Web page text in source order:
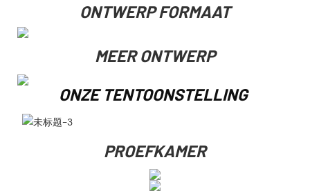
ONTWERP FORMAAT
MEER ONTWERP
ONZE TENTOONSTELLING
PROEFKAMER